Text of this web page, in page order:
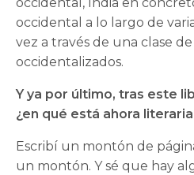
occidental a lo largo de
vez a través de una clase
occidentalizados.
Y ya por último, tras este
¿en qué está ahora
Escribí un montón de
un montón. Y sé que hay